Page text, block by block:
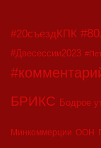
#20съездКПК
#Двесессии2023
БРИКС Бодрое
Минкоммерции ООН